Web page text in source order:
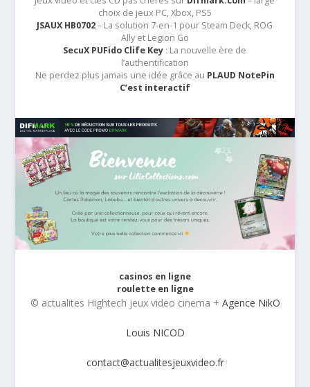
choix de jeux PC, Xbox, PS5
JSAUX HB0702– La solution 7-en-1 pour Steam Deck, ROG
Ally et Legion Go
SecuX PUFido Clife Key : La nouvelle ère de
l’authentification
Ne perdez plus jamais une idée grâce au PLAUD NotePin
C’est interactif
casinos en ligne
roulette en ligne
© actualites Hightech jeux video cinema + Agence NikO
Louis NICOD
contact@actualitesjeuxvideo.fr